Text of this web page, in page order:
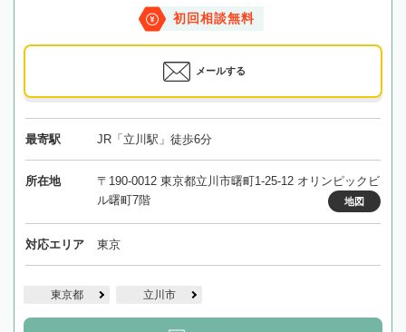
初回相談無料
メールする
最寄駅 JR「立川駅」徒歩6分
所在地
〒190-0012 東京都立川市曙町1-25-12 オリンピックビ
ル曙町7階
地図
対応エリア 東京
東京都 立川市